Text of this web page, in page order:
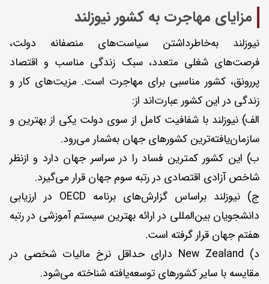
مزایای مهاجرت به کشور نیوزلند
نیوزلند به‌خاطرداشتن سیاست‌های منصفانه دولت،
فرصت‌های شغلی متعدد، سبک زندگی مناسب و اقتصاد
پررونق، کشور مناسبی برای مهاجرت است. مزیت‌های کار و
زندگی در این کشور عبارت‌اند از:
الف) نیوزلند با شفافیت کامل از سوی دولت یکی از بهترین و
سازمان‌یافته‌ترین کشورهای جهان به‌شمار می‌رود.
ب) این کشور کمترین فساد را در سراسر جهان دارد و از‌نظر
شاخص آزادی اقتصادی در رتبه سوم جهان قرار می‌گیرد.
ج) نیوزلند بر‌اساس گزارش‌های برنامه OECD در ارزیابی
دانشجویان بین‌المللی در ارائه بهترین سیستم آموزشی در رتبه
هفتم جهان قرار گرفته است.
د) New Zealand دارای حداقل نرخ مالیات شخصی در
مقایسه با سایر کشورهای توسعه‌یافته شناخته می‌شود.